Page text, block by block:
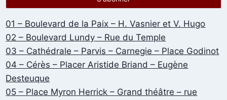
01 – Boulevard de la Paix – H. Vasnier et V. Hugo
02 – Boulevard Lundy – Rue du Temple
03 – Cathédrale – Parvis – Carnegie – Place Godinot
04 – Cérès – Placer Aristide Briand – Eugène
Desteuque
05 – Place Myron Herrick – Grand théâtre – rue